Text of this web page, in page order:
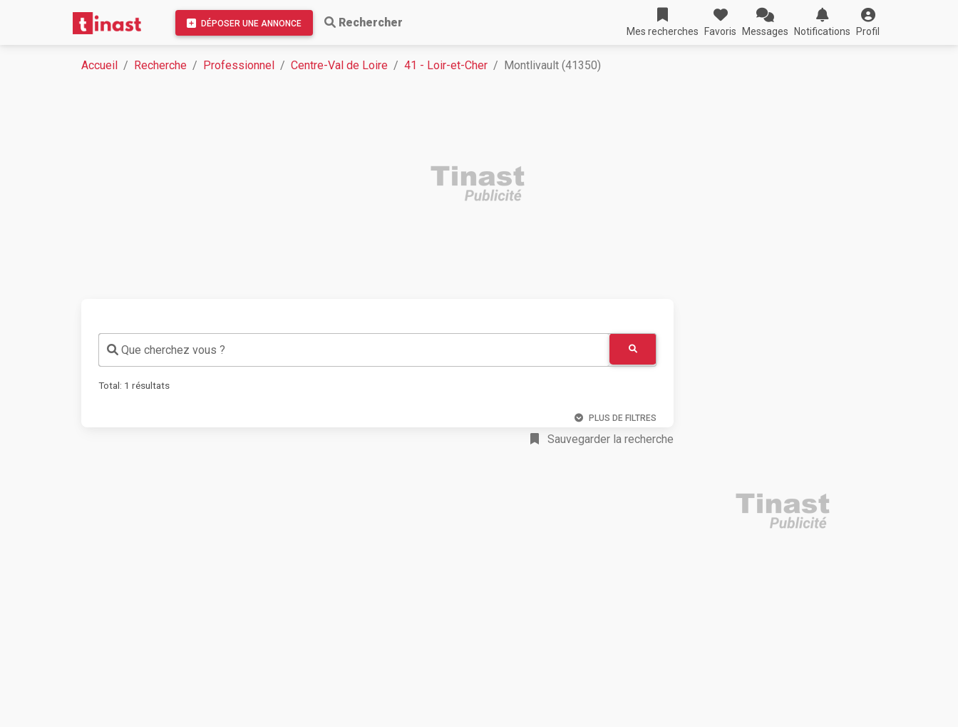
DÉPOSER UNE ANNONCE Rechercher
Mes recherches Favoris Messages Notifications Profil
Accueil Recherche Professionnel Centre-Val de Loire 41 - Loir-et-Cher Montlivault (41350)
Que cherchez vous ?
Total: 1 résultats
PLUS DE FILTRES
Sauvegarder la recherche